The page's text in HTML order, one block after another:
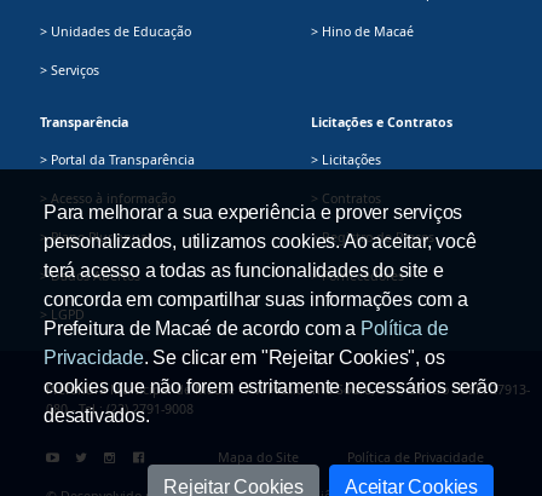
> Unidades de Educação
> Serviços
> Hino de Macaé
Transparência
> Portal da Transparência
> Acesso à informação
> Plano Plurianual
> Dados Abertos
> LGPD
Licitações e Contratos
> Licitações
> Contratos
> Registro de Preços
> Fornecedores
Prefeitura Municipal de Macaé - Av. Presidente Sodré, 534, Centro - CEP: 27913-
080 - Tel.: (22) 2791-9008
Mapa do Site Política de Privacidade
Para melhorar a sua experiência e prover serviços
personalizados, utilizamos cookies. Ao aceitar, você
terá acesso a todas as funcionalidades do site e
concorda em compartilhar suas informações com a
Prefeitura de Macaé de acordo com a Política de
Privacidade. Se clicar em "Rejeitar Cookies", os
cookies que não forem estritamente necessários serão
desativados.
Aceitar Cookies
Rejeitar Cookies